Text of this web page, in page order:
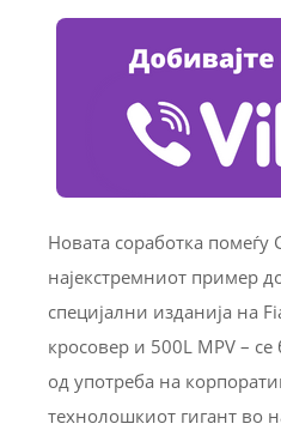
Новата соработка помеѓу
најекстремниот пример
специјални изданија на
кросовер и 500L MPV –
од употреба на
технолошкиот гигант во